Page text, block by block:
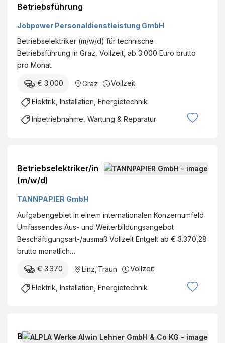
Betriebsführung
Jobpower Personaldienstleistung GmbH
Betriebselektriker (m/w/d) für technische
Betriebsführung in Graz, Vollzeit, ab 3.000 Euro brutto
pro Monat.
€ 3.000 Graz Vollzeit
Elektrik, Installation, Energietechnik
Inbetriebnahme, Wartung & Reparatur
Betriebselektriker/in
(m/w/d)
TANNPAPIER GmbH
Aufgabengebiet in einem internationalen Konzernumfeld
Umfassendes Aus- und Weiterbildungsangebot
Beschäftigungsart-/ausmaß Vollzeit Entgelt ab € 3.370,28
brutto monatlich…
€ 3.370 Linz Traun Vollzeit
Elektrik, Installation, Energietechnik
B